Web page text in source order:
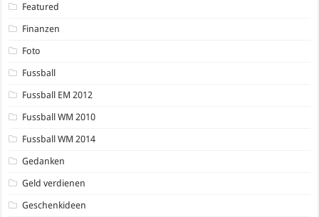
Featured
Finanzen
Foto
Fussball
Fussball EM 2012
Fussball WM 2010
Fussball WM 2014
Gedanken
Geld verdienen
Geschenkideen